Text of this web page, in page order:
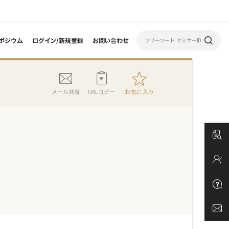
ジウム ログイン/新規登録 お問い合わせ
メール共有 URLコピー お気に入り